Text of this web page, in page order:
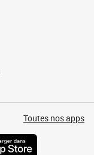
Toutes nos apps